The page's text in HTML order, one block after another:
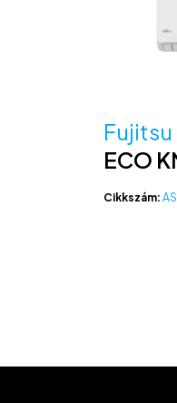
Fujitsu
ECO
Cikkszám: